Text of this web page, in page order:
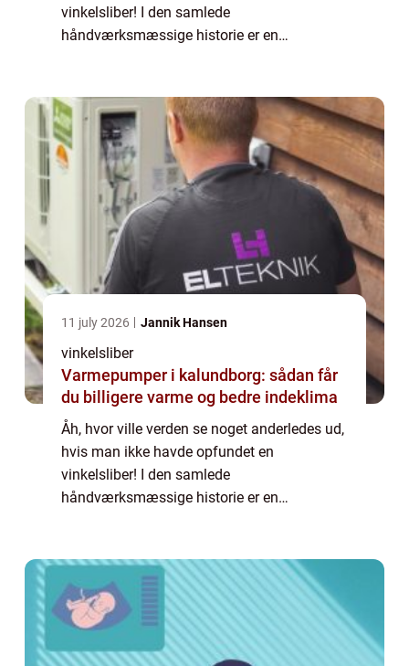
vinkelsliber! I den samlede
håndværksmæssige historie er en
11 july 2026 Jannik Hansen
vinkelsliber
Varmepumper i kalundborg: sådan får
du billigere varme og bedre indeklima
Åh, hvor ville verden se noget anderledes ud,
hvis man ikke havde opfundet en
vinkelsliber! I den samlede
håndværksmæssige historie er en